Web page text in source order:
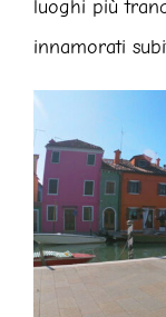
luoghi più
innamorati